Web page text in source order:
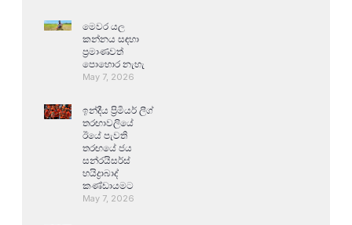
මෙවර යල
කන්නය සඳහා
ප්‍රමාණවත්
පොහොර නැහැ
May 7, 2026
ඉන්දීය ප්‍රිමියර් ලීග්
තරඟාවලියේ
ඊයේ පැවති
තරඟයේ ජය
සන්රයිසර්ස්
හයිද්‍රාබාද්
කණ්ඩායමට
May 7, 2026